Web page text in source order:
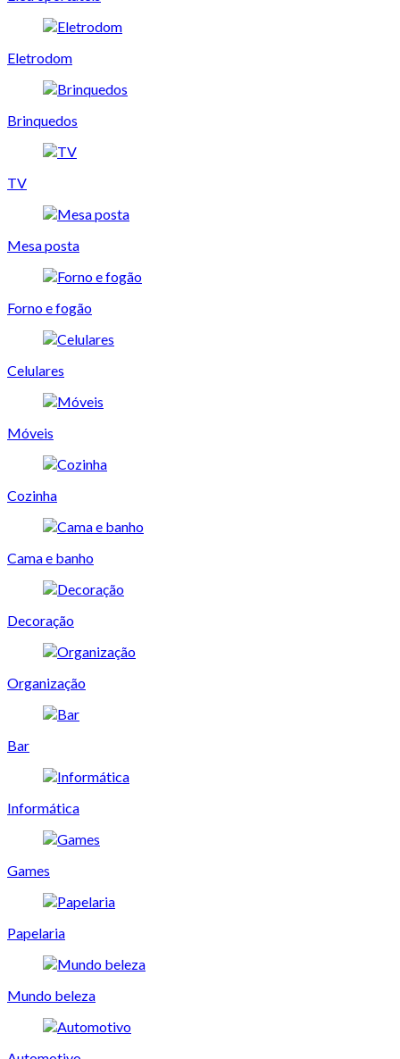
Eletrodom
Brinquedos
TV
Mesa posta
Forno e fogão
Celulares
Móveis
Cozinha
Cama e banho
Decoração
Organização
Bar
Informática
Games
Papelaria
Mundo beleza